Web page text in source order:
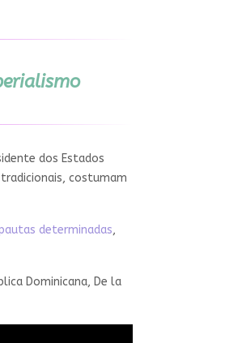
dos Estados
costumam
determinadas,
Dominicana, De la